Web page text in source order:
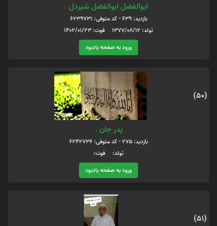
ابوالفضل ابوالفضل شیردل
بازدید: 639 - کد متوفی: 6239731
تولد: 1377/08/12 فوت: 1402/01/23
ورود به صفحه یادبود
(50)
پدر جان .
بازدید: 275 - کد متوفی: 6242736
تولد: فوت:
ورود به صفحه یادبود
(51)